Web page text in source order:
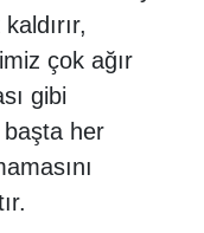
çok ağır
gibi
her